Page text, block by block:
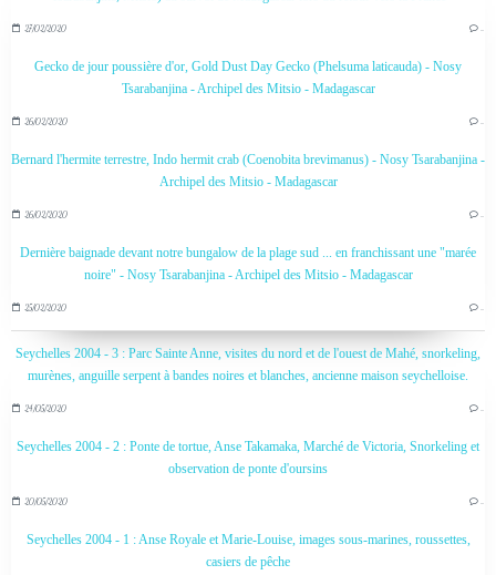
27/02/2020 …
Gecko de jour poussière d'or, Gold Dust Day Gecko (Phelsuma laticauda) - Nosy
Tsarabanjina - Archipel des Mitsio - Madagascar
26/02/2020 …
Bernard l'hermite terrestre, Indo hermit crab (Coenobita brevimanus) - Nosy Tsarabanjina -
Archipel des Mitsio - Madagascar
26/02/2020 …
Dernière baignade devant notre bungalow de la plage sud ... en franchissant une "marée
noire" - Nosy Tsarabanjina - Archipel des Mitsio - Madagascar
25/02/2020 …
Seychelles 2004 - 3 : Parc Sainte Anne, visites du nord et de l'ouest de Mahé, snorkeling,
murènes, anguille serpent à bandes noires et blanches, ancienne maison seychelloise.
24/05/2020 …
Seychelles 2004 - 2 : Ponte de tortue, Anse Takamaka, Marché de Victoria, Snorkeling et
observation de ponte d'oursins
20/05/2020 …
Seychelles 2004 - 1 : Anse Royale et Marie-Louise, images sous-marines, roussettes,
casiers de pêche